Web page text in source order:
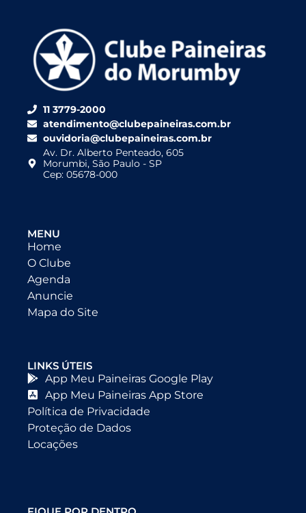
11 3779-2000
atendimento@clubepaineiras.com.br
ouvidoria@clubepaineiras.com.br
Av. Dr. Alberto Penteado, 605
Morumbi, São Paulo - SP
Cep: 05678-000
MENU
Home
O Clube
Agenda
Anuncie
Mapa do Site
LINKS ÚTEIS
App Meu Paineiras Google Play
App Meu Paineiras App Store
Política de Privacidade
Proteção de Dados
Locações